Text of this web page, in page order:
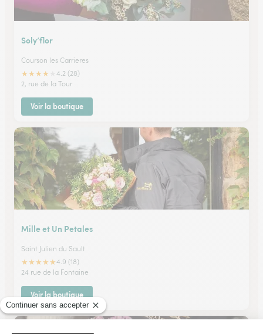
Soly’flor
Courson les Carrieres
★★★★
4.2 (28)
2, rue de la Tour
Voir la boutique
Mille et Un Petales
Saint Julien du Sault
★★★★★4.9 (18)
24 rue de la Fontaine
Voir la boutique